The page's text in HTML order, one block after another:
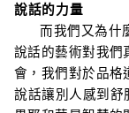
說話的力量
而我們又為什
說話的藝術對我們
會，我們對於品格
說話讓別人感到舒